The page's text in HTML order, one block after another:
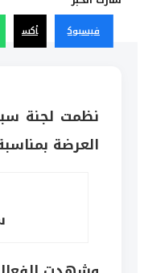
فيسبوك أكس
نظمت لجنة
العرضة بمناسبة العيد الوطني